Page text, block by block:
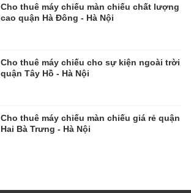
Cho thuê máy chiếu màn chiếu chất lượng
cao quận Hà Đông - Hà Nội
Cho thuê máy chiếu cho sự kiện ngoài trời
quận Tây Hồ - Hà Nội
Cho thuê máy chiếu màn chiếu giá rẻ quận
Hai Bà Trưng - Hà Nội